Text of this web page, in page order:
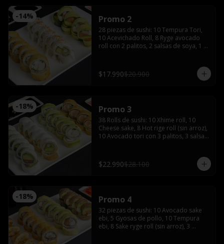
-14% Promo 2
28 piezas de sushi: 10 Tempura Tori,
10 Acevichado Roll, 8 Ryge avocado
roll con 2 palitos, 2 salsas de soya, 1
$17.990$20.900
-18% Promo 3
38 Rolls de sushi: 10 Xhime roll, 10
Cheese sake, 8 Hot rige roll (sin arroz),
10 Avocado tori con 3 palitos, 3 salsas
$22.990$28.100
-18% Promo 4
32 piezas de sushi: 10 Avocado sake
ebi, 5 Gyosas de pollo, 10 Tempura
ebi, 8 Sake ryge roll (sin arroz), 3